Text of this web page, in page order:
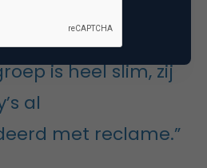
daar ook ‘
is heel slim, zij
al
met reclame.”